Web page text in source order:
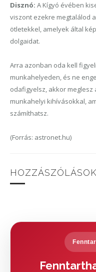
Disznó: A Kígyó évében
viszont ezekre megtalálod
ötletekkel, amelyek által
dolgaidat.
Arra azonban oda kell
munkahelyeden, és ne
odafigyelsz, akkor meglesz
munkahelyi kihívásokkal,
számíthatsz.
(Forrás: astronet.hu)
HOZZÁSZÓLÁSOK